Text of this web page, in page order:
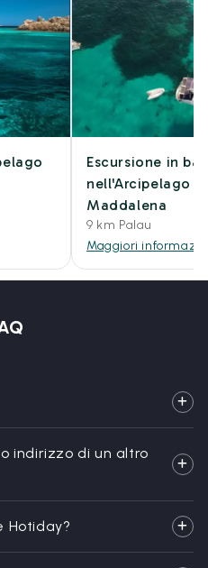
Escursione in
nell'Arcipelago
Maddalena
9 km Palau
Maggiori
indirizzo di un altro
Hotiday?